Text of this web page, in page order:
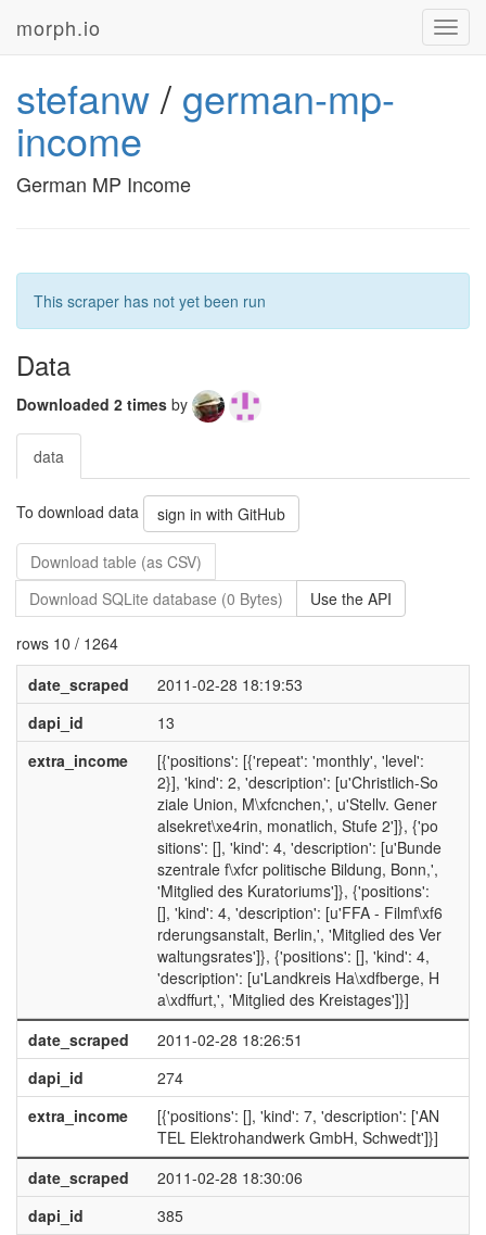
morph.io
stefanw/ german-mp-
income
German MP Income
This scraper has not yet been run
Data
Downloaded 2 times by
data
To download data sign in with GitHub
Download table (as CSV)
Download SQLite database (0 Bytes)
Use the API
rows 10 / 1264
date_scraped
2011-02-28 18:19:53
dapi_id
13
extra_income
[{'positions': [{'repeat': 'monthly', 'level':
2}], 'kind': 2, 'description': [u'Christlich-So
ziale Union, M\xfcnchen,', u'Stellv. Gener
alsekret\xe4rin, monatlich, Stufe 2']}, {'po
sitions': [], 'kind': 4, 'description': [u'Bunde
szentrale f\xfcr politische Bildung, Bonn,',
'Mitglied des Kuratoriums']}, {'positions':
[], 'kind': 4, 'description': [u'FFA - Filmf\xf6
rderungsanstalt, Berlin,', 'Mitglied des Ver
waltungsrates']}, {'positions': [], 'kind': 4,
'description': [u'Landkreis Ha\xdfberge, H
a\xdffurt,', 'Mitglied des Kreistages']}]
date_scraped
2011-02-28 18:26:51
dapi_id
274
extra_income
[{'positions': [], 'kind': 7, 'description': ['AN
TEL Elektrohandwerk GmbH, Schwedt']}]
date_scraped
2011-02-28 18:30:06
dapi_id
385